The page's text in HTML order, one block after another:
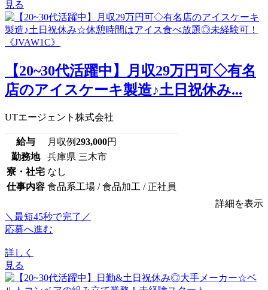
見る
【20~30代活躍中】月収29万円可◇有名
店のアイスケーキ製造♪土日祝休み...
UTエージェント株式会社
給与 月収例293,000円
勤務地
兵庫県 三木市
寮・社宅 なし
仕事内容 食品系工場 / 食品加工 / 正社員
詳細を表示
＼最短45秒で完了／
応募へ進む
詳しく
見る